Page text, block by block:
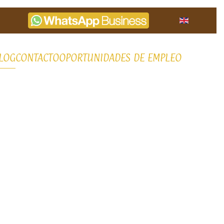
CONTACTOOPORTUNIDADES DE EMPLEO